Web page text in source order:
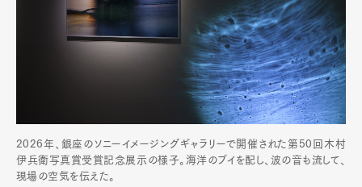
2026年、銀座のソニーイメージングギャラリーで開催された第50回木村
伊兵衛写真賞受賞記念展示の様子。海洋のブイを配し、波の音も流して、
現場の空気を伝えた。